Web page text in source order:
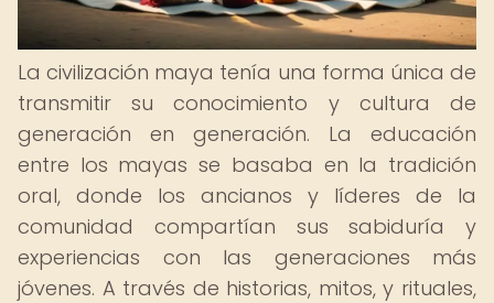
La civilización maya tenía una forma única de
transmitir su conocimiento y cultura de
generación en generación. La educación
entre los mayas se basaba en la tradición
oral, donde los ancianos y líderes de la
comunidad compartían sus sabiduría y
experiencias con las generaciones más
jóvenes. A través de historias, mitos, y rituales,